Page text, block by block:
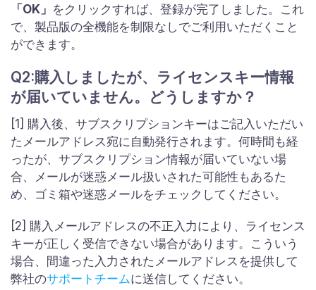
「OK」 をクリックすれば、登録が完了しました。これ
で、製品版の全機能を制限なしでご利用いただくこと
ができます。
Q2:購入しましたが、ライセンスキー情報
が届いていません。どうしますか？
[1] 購入後、サブスクリプションキーはご記入いただい
たメールアドレス宛に自動発行されます。何時間も経
ったが、サブスクリプション情報が届いていない場
合、メールが迷惑メール扱いされた可能性もあるた
め、ゴミ箱や迷惑メールをチェックしてください。
[2] 購入メールアドレスの不正入力により、ライセンス
キーが正しく受信できない場合があります。こういう
場合、間違った入力されたメールアドレスを提供して
弊社のサポートチームに送信してください。